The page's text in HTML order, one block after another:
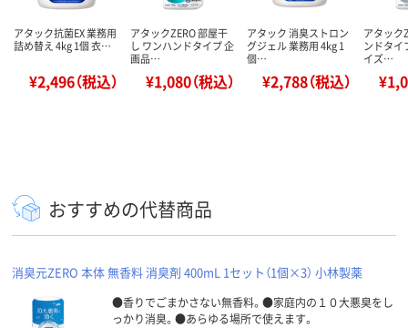
アタック抗菌EX 業務用
詰め替え 4kg 1個 衣…
¥2,496（税込）
アタックZERO 部屋干
し ワンハンドタイプ 企
画品…
¥1,080（税込）
アタック 消臭ストロン
グジェル 業務用 4kg 1
個…
¥2,788（税込）
アタック
ンドタイ
イズ…
おすすめの代替商品
消臭元ZERO 本体 無香料 消臭剤 400mL 1セット（1個×3） 小林製薬
●香りでごまかさない無香料。●家庭内の１０大悪臭をし
っかり消臭。●あらゆる場所で使えます。